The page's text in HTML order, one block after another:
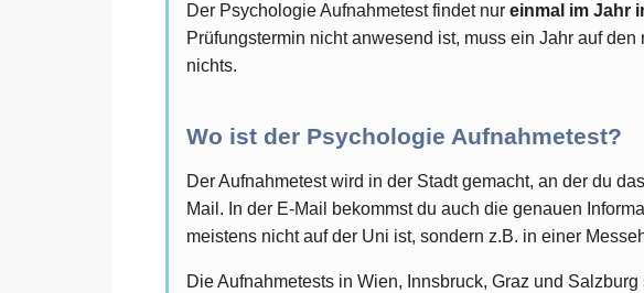
Der Psychologie Aufnahmetest findet nur einmal im Jahr
Prüfungstermin nicht anwesend ist, muss ein Jahr auf
nichts.
Wo ist der Psychologie Aufnahmetest?
Der Aufnahmetest wird in der Stadt gemacht, an der du
Mail. In der E-Mail bekommst du auch die genauen
meistens nicht auf der Uni ist, sondern z.B. in einer
Die Aufnahmetests in Wien, Innsbruck, Graz und